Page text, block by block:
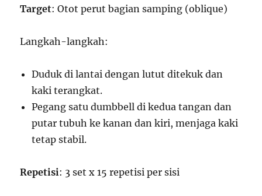
Target: Otot perut bagian samping (oblique)
Langkah-langkah:
Duduk di lantai dengan lutut ditekuk dan
kaki terangkat.
Pegang satu dumbbell di kedua tangan dan
putar tubuh ke kanan dan kiri, menjaga kaki
tetap stabil.
Repetisi: 3 set x 15 repetisi per sisi